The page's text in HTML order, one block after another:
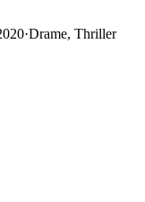
·Drame, Thriller